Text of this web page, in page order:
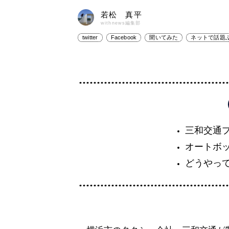
若松 真平
withnews編集部
twitter Facebook 聞いてみた ネットで話題
三和交通
オートボ
どうやっ